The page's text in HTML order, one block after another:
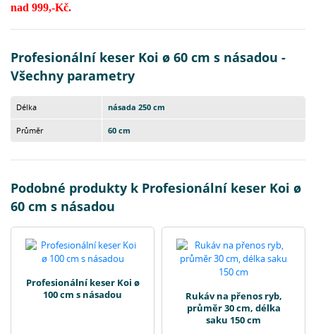
nad 999,-Kč.
Profesionální keser Koi ø 60 cm s násadou -
Všechny parametry
Délka násada 250 cm
Průměr 60 cm
Podobné produkty k Profesionální keser Koi ø
60 cm s násadou
Profesionální keser Koi ø
100 cm s násadou
Rukáv na přenos ryb,
průměr 30 cm, délka
saku 150 cm